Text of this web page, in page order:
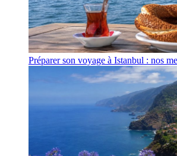
Préparer son voyage à Istanbul : nos